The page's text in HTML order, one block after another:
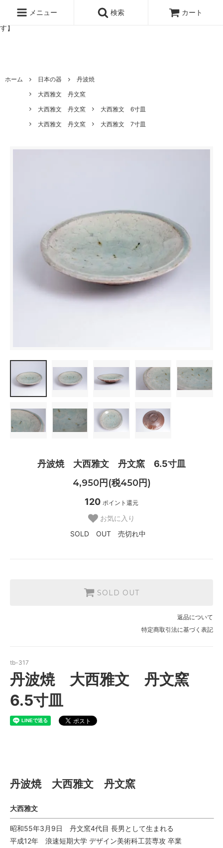
ッタのオンラインストア【アラビア,クイストゴーなどの北欧ヴィンテ
ージ食器,雅峰窯やソルテグラスジュエリーなどの作家の作品が並びま
す】
メニュー 検索 カート
ホーム 日本の器
丹波焼
大西雅文 丹文窯
大西雅文 丹文窯
大西雅文 6寸皿
大西雅文 丹文窯
大西雅文 7寸皿
丹波焼 大西雅文 丹文窯 6.5寸皿
4,950円(税450円)
120 ポイント還元
お気に入り
SOLD OUT 売切れ中
SOLD OUT
返品について
特定商取引法に基づく表記
tb-317
丹波焼 大西雅文 丹文窯
6.5寸皿
丹波焼 大西雅文 丹文窯
大西雅文
昭和55年3月9日 丹文窯4代目 長男として生まれる
平成12年 浪速短期大学 デザイン美術科工芸専攻 卒業